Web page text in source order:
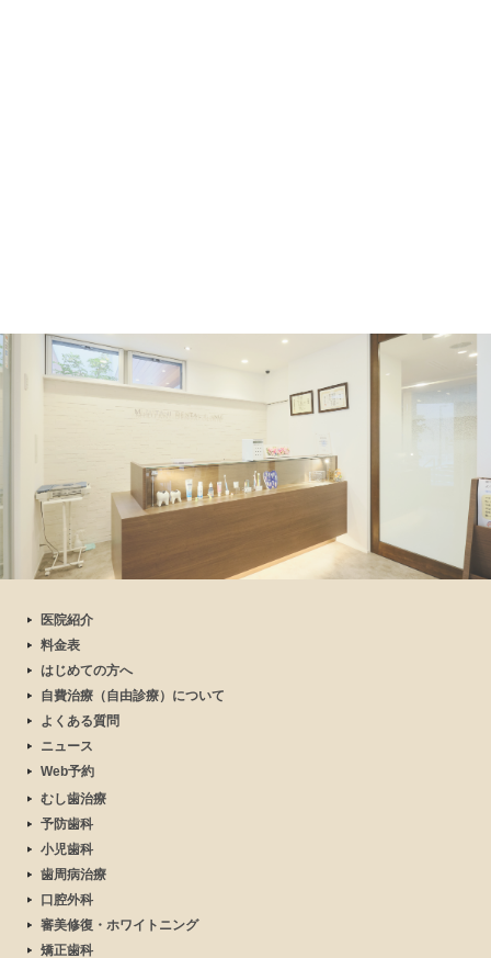
医院紹介
料金表
はじめての方へ
自費治療（自由診療）について
よくある質問
ニュース
Web予約
むし歯治療
予防歯科
小児歯科
歯周病治療
口腔外科
審美修復・ホワイトニング
矯正歯科